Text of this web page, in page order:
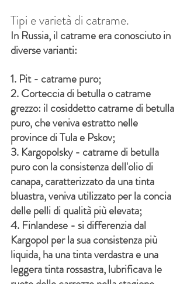
Tipi e varietà di catrame.
In Russia, il catrame era conosciuto in
diverse varianti:
1. Pit - catrame puro;
2. Corteccia di betulla o catrame
grezzo: il cosiddetto catrame di betulla
puro, che veniva estratto nelle
province di Tula e Pskov;
3. Kargopolsky - catrame di betulla
puro con la consistenza dell'olio di
canapa, caratterizzato da una tinta
bluastra, veniva utilizzato per la concia
delle pelli di qualità più elevata;
4. Finlandese - si differenzia dal
Kargopol per la sua consistenza più
liquida, ha una tinta verdastra e una
leggera tinta rossastra, lubrificava le